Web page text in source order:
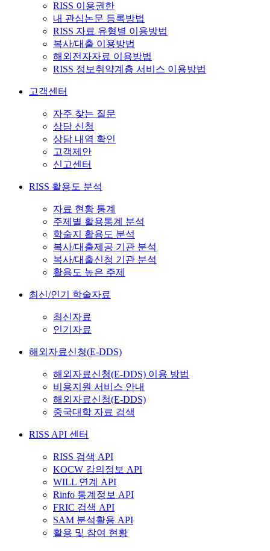
RISS 이용권한
내 관심논문 등록방법
RISS 자료 유형별 이용방법
복사/대출 이용방법
해외전자자료 이용방법
RISS 정보취약계층 서비스 이용방법
고객센터
자주 찾는 질문
상담 신청
상담 내역 확인
고객제안
신고센터
RISS 활용도 분석
자료 현황 통계
주제별 활용통계 분석
학술지 활용도 분석
복사/대출제공 기관 분석
복사/대출신청 기관 분석
활용도 높은 주제
최신/인기 학술자료
최신자료
인기자료
해외자료신청(E-DDS)
해외자료신청(E-DDS) 이용 방법
비용지원 서비스 안내
해외자료신청(E-DDS)
중국대학 자료 검색
RISS API 센터
RISS 검색 API
KOCW 강의정보 API
WILL 연계 API
Rinfo 통계정보 API
FRIC 검색 API
SAM 분석활용 API
활용 및 참여 현황